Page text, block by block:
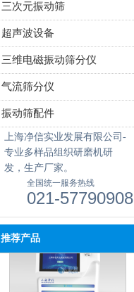
三次元振动筛
超声波设备
三维电磁振动筛分仪
气流筛分仪
振动筛配件
上海净信实业发展有限公司-
专业多样品组织研磨机研
发，生产厂家。
全国统一服务热线
021-57790908
推荐产品
触屏款真空离心浓缩仪 JX-
ZLN-AL